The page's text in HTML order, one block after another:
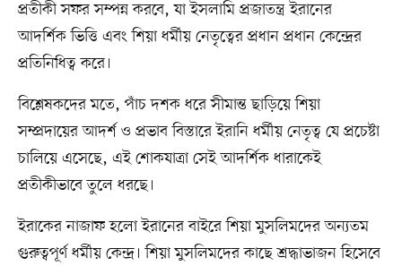
প্রতীকী সফর সম্পন্ন করবে, যা ইসলামি প্রজাতন্ত্র ইরানের
আদর্শিক ভিত্তি এবং শিয়া ধর্মীয় নেতৃত্বের প্রধান প্রধান কেন্দ্রের
প্রতিনিধিত্ব করে।
বিশ্লেষকদের মতে, পাঁচ দশক ধরে সীমান্ত ছাড়িয়ে শিয়া
সম্প্রদায়ের আদর্শ ও প্রভাব বিস্তারে ইরানি ধর্মীয় নেতৃত্ব যে প্রচেষ্টা
চালিয়ে এসেছে, এই শোকযাত্রা সেই আদর্শিক ধারাকেই
প্রতীকীভাবে তুলে ধরছে।
ইরাকের নাজাফ হলো ইরানের বাইরে শিয়া মুসলিমদের অন্যতম
গুরুত্বপূর্ণ ধর্মীয় কেন্দ্র। শিয়া মুসলিমদের কাছে শ্রদ্ধাভাজন হিসেবে